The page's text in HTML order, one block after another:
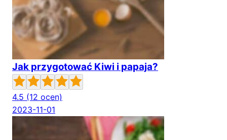
Jak przygotować Kiwi i papaja?
4.5 (12 ocen)
2023-11-01